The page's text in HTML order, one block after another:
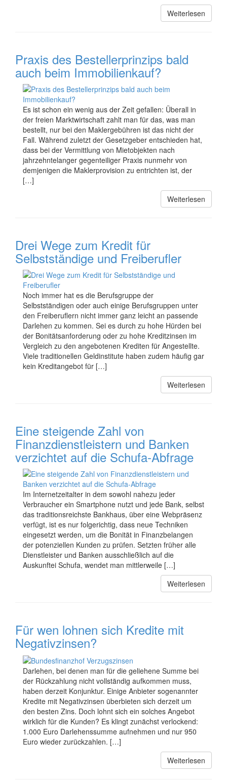
Weiterlesen
Praxis des Bestellerprinzips bald
auch beim Immobilienkauf?
Es ist schon ein wenig aus der Zeit gefallen: Überall in
der freien Marktwirtschaft zahlt man für das, was man
bestellt, nur bei den Maklergebühren ist das nicht der
Fall. Während zuletzt der Gesetzgeber entschieden hat,
dass bei der Vermittlung von Mietobjekten nach
jahrzehntelanger gegenteiliger Praxis nunmehr von
demjenigen die Maklerprovision zu entrichten ist, der
[…]
Weiterlesen
Drei Wege zum Kredit für
Selbstständige und Freiberufler
Noch immer hat es die Berufsgruppe der
Selbstständigen oder auch einige Berufsgruppen unter
den Freiberuflern nicht immer ganz leicht an passende
Darlehen zu kommen. Sei es durch zu hohe Hürden bei
der Bonitätsanforderung oder zu hohe Kreditzinsen im
Vergleich zu den angebotenen Krediten für Angestellte.
Viele traditionellen Geldinstitute haben zudem häufig gar
kein Kreditangebot für […]
Weiterlesen
Eine steigende Zahl von
Finanzdienstleistern und Banken
verzichtet auf die Schufa-Abfrage
Im Internetzeitalter in dem sowohl nahezu jeder
Verbraucher ein Smartphone nutzt und jede Bank, selbst
das traditionsreichste Bankhaus, über eine Webpräsenz
verfügt, ist es nur folgerichtig, dass neue Techniken
eingesetzt werden, um die Bonität in Finanzbelangen
der potenziellen Kunden zu prüfen. Setzten früher alle
Dienstleister und Banken ausschließlich auf die
Auskunftei Schufa, wendet man mittlerweile […]
Weiterlesen
Für wen lohnen sich Kredite mit
Negativzinsen?
Darlehen, bei denen man für die geliehene Summe bei
der Rückzahlung nicht vollständig aufkommen muss,
haben derzeit Konjunktur. Einige Anbieter sogenannter
Kredite mit Negativzinsen überbieten sich derzeit um
den besten Zins. Doch lohnt sich ein solches Angebot
wirklich für die Kunden? Es klingt zunächst verlockend:
1.000 Euro Darlehenssumme aufnehmen und nur 950
Euro wieder zurückzahlen. […]
Weiterlesen